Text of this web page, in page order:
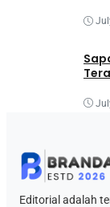
Editorial adalah